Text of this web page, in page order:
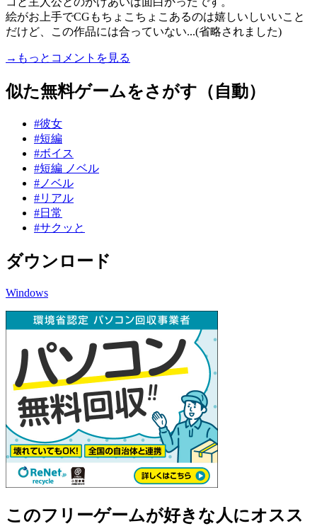
絵がお上手でCGもちょこちょこあるのは嬉しいしいいこと
だけど、この作品には合っていない...(省略されました)
→もっとコメントを見る
似た無料ゲームをさがす（自動）
#彼女
#短編
#ボイス
#短編 ノベル
#ノベル
#リアル
#日常
#サクッと
ダウンロード
Windows
このフリーゲームが好きな人にオスス